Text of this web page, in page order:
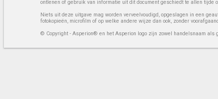
ontlenen of gebruik van informatie uit dit document geschiedt te allen tijde
Niets uit deze uitgave mag worden verveelvoudigd, opgeslagen in een
fotokopieën, microfilm of op welke andere wijze dan ook, zonder
© Copyright - Asperion® en het Asperion logo zijn zowel handelsnaam als